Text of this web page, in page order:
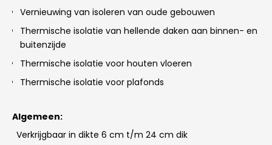
Vernieuwing van isoleren van oude gebouwen
Thermische isolatie van hellende daken aan binnen- en
buitenzijde
Thermische isolatie voor houten vloeren
Thermische isolatie voor plafonds
Algemeen:
Verkrijgbaar in dikte 6 cm t/m 24 cm dik